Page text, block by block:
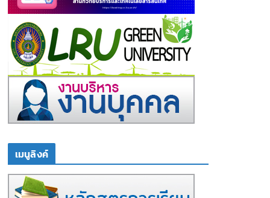
เมนูลิงค์